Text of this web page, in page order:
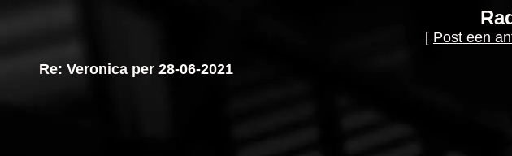
[ Post een
Re: Veronica per 28-06-2021